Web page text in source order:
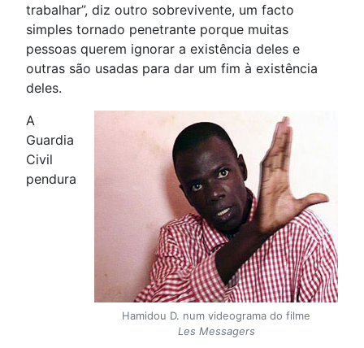
trabalhar”, diz outro sobrevivente, um facto
simples tornado penetrante porque muitas
pessoas querem ignorar a existência deles e
outras são usadas para dar um fim à existência
deles.
Hamidou D. num videograma do filme
Les Messagers
A
Guardia
Civil
pendura